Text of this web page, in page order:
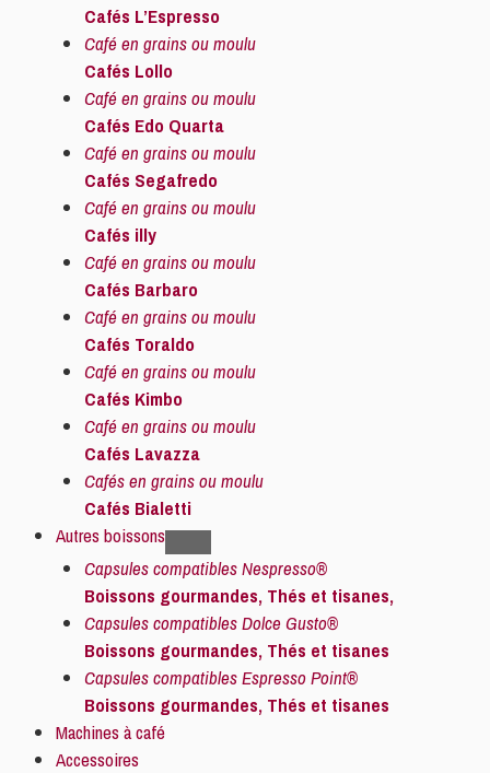
Cafés L’Espresso
Café en grains ou moulu
Cafés Lollo
Café en grains ou moulu
Cafés Edo Quarta
Café en grains ou moulu
Cafés Segafredo
Café en grains ou moulu
Cafés illy
Café en grains ou moulu
Cafés Barbaro
Café en grains ou moulu
Cafés Toraldo
Café en grains ou moulu
Cafés Kimbo
Café en grains ou moulu
Cafés Lavazza
Cafés en grains ou moulu
Cafés Bialetti
Autres boissons
Capsules compatibles Nespresso®
Boissons gourmandes, Thés et tisanes,
Capsules compatibles Dolce Gusto®
Boissons gourmandes, Thés et tisanes
Capsules compatibles Espresso Point®
Boissons gourmandes, Thés et tisanes
Machines à café
Accessoires